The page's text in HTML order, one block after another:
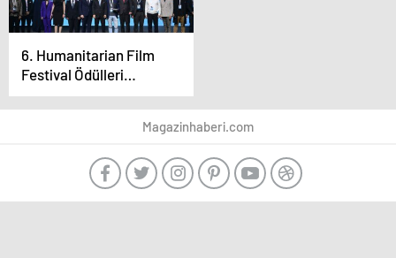
6. Humanitarian Film
Festival Ödülleri
Sahiplerini Buldu
Magazinhaberi.com